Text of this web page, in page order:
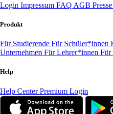
Login Impressum FAQ AGB Presse
Produkt
Für Studierende Für Schüler*innen
Unternehmen Für Lehrer*innen Für
Help
Help CenterPremium Login